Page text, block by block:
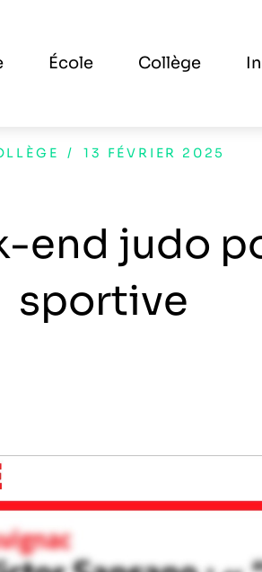
École Collège
/ 13 FÉVRIER 2025
end judo
sportive